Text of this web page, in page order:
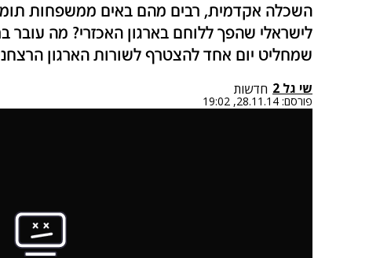
השכלה אקדמית, רבים מהם באים ממשפחות
לישראלי שהפך ללוחם בארגון האכזרי? מה עובר
שמחליט יום אחד להצטרף לשורות הארגון
שי גל 2 חדשות
פורסם: 28.11.14, 19:02